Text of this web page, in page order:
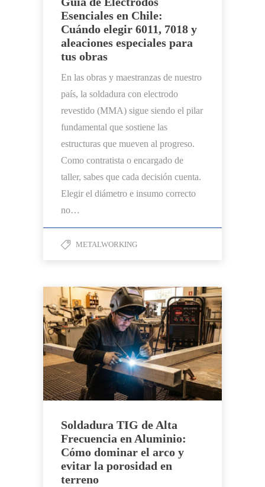
Esenciales en Chile:
Cuándo elegir 6011, 7018 y
aleaciones especiales para
tus obras
En las obras y maestranzas de nuestro
país, la soldadura con electrodo
revestido (MMA) sigue siendo el pilar
fundamental que sostiene las
estructuras que mueven al progreso.
Como contratista o encargado de
taller, sabes que cada decisión cuenta.
Elegir el diámetro e insumo correcto
no…
METALWORKING
Soldadura TIG de Alta
Frecuencia en Aluminio:
Cómo dominar el arco y
evitar la porosidad en
terreno